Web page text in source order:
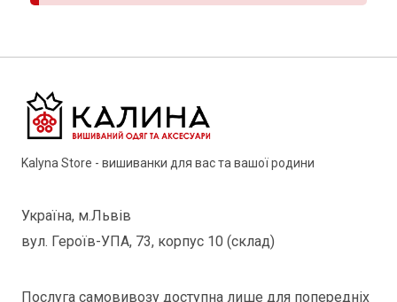
Kalyna Store - вишиванки для вас та вашої родини
Україна, м.Львів
вул. Героїв-УПА, 73, корпус 10 (склад)
Послуга самовивозу доступна лише для попередніх